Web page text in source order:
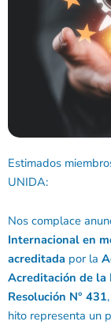
Estimados
UNIDA:
Nos complace
Internacional en
acreditada por la
Acreditación de la
Resolución N° 431
hito representa un